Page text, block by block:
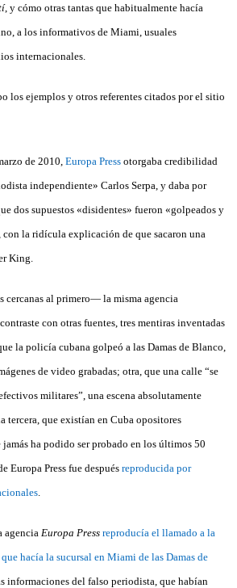
, y cómo otras tantas que habitualmente hacía
a los informativos de Miami, usuales
internacionales.
los ejemplos y otros referentes citados por el sitio
de 2010, Europa Press otorgaba credibilidad
independiente» Carlos Serpa, y daba por
dos supuestos «disidentes» fueron «golpeados y
con la ridícula explicación de que sacaron una
King.
cercanas al primero— la misma agencia
contraste con otras fuentes, tres mentiras inventadas
la policía cubana golpeó a las Damas de Blanco,
de video grabadas; otra, que una calle “se
militares”, una escena absolutamente
tercera, que existían en Cuba opositores
jamás ha podido ser probado en los últimos 50
Europa Press fue después reproducida por
agencia Europa Press reproducía el llamado a la
hacía la sucursal en Miami de las Damas de
informaciones del falso periodista, que habían